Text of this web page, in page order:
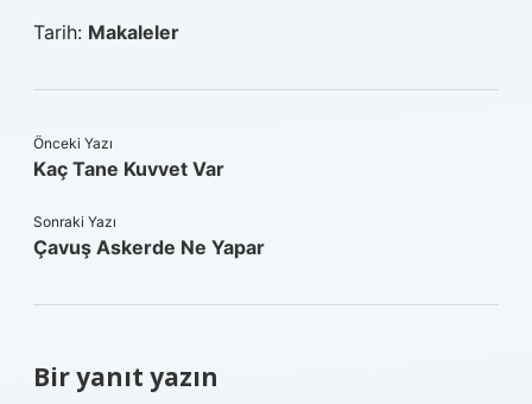
Tarih: Makaleler
Önceki Yazı
Kaç Tane Kuvvet Var
Sonraki Yazı
Çavuş Askerde Ne Yapar
Bir yanıt yazın